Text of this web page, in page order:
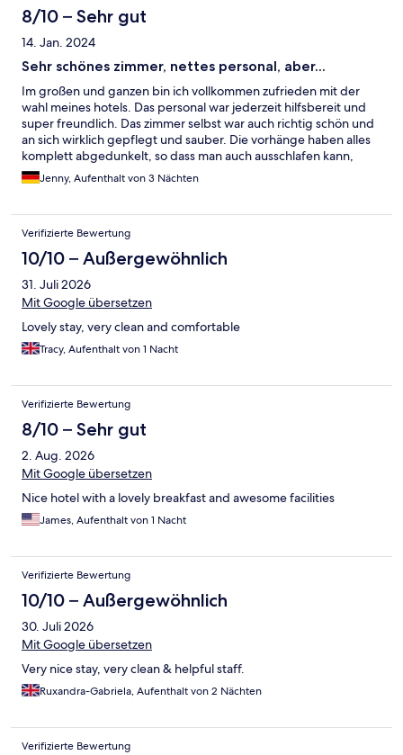
8/10 – Sehr gut
14. Jan. 2024
Sehr schönes zimmer, nettes personal, aber...
Im großen und ganzen bin ich vollkommen zufrieden mit der
wahl meines hotels. Das personal war jederzeit hilfsbereit und
super freundlich. Das zimmer selbst war auch richtig schön und
an sich wirklich gepflegt und sauber. Die vorhänge haben alles
komplett abgedunkelt, so dass man auch ausschlafen kann,
selbst wenn die sonne scheint. Man wird nicht durch das
sonnenlicht geweckt. Trotz der lage direlt in der "partymeile"
Also wirklich top. Das einzige, was mir wirklich negativ
aufgefallen ist, war schimmel rund um die fensterfugen. Die
waren alle samt schwarz. Man kann die fenster nicht öffnen zum
lüften. Eine klimaanlage ist vorhanden, funktioniert auch, aber
mal ein wenig frische luft wäre wirklich ab und zu.von vorteil.
Einfach auch, damit sich sowas wie schimmlige fugen
beschweren. Es war ein toller aufenthalt!
Jenny, Aufenthalt von 3 Nächten
Verifizierte Bewertung
10/10 – Außergewöhnlich
31. Juli 2026
Mit Google übersetzen
Lovely stay, very clean and comfortable
Tracy, Aufenthalt von 1 Nacht
Verifizierte Bewertung
8/10 – Sehr gut
2. Aug. 2026
Mit Google übersetzen
Nice hotel with a lovely breakfast and awesome facilities
James, Aufenthalt von 1 Nacht
Verifizierte Bewertung
10/10 – Außergewöhnlich
30. Juli 2026
Mit Google übersetzen
Very nice stay, very clean & helpful staff.
Ruxandra-Gabriela, Aufenthalt von 2 Nächten
Verifizierte Bewertung